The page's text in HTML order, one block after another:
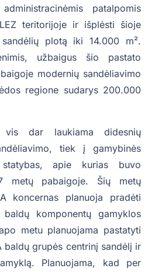
patalpomis
teritorijoje ir išplėsti šioje
plotą iki 14.000 m².
užbaigus šio pastato
modernių sandėliavimo
regione sudarys 200.000
vis dar laukiama didesnių
tiek į gamybinės
apie kurias buvo
metų pabaigoje. Šių metų
koncernas planuoja pradėti
komponentų gamyklos
metu planuojama pastatyti
baldų grupės centrinį sandėlį ir
Planuojama, kad per